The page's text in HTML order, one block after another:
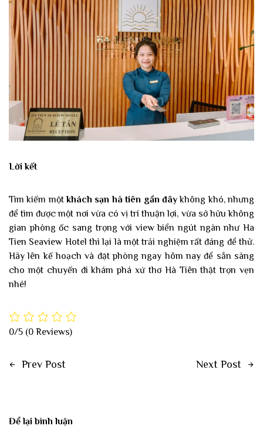
Lời kết
Tìm kiếm mộtkhách sạn hà tiên gần đâykhông khó, nhưng
để tìm được một nơi vừa có vị trí thuận lợi, vừa sở hữu không
gian phòng ốc sang trọng với view biển ngút ngàn như Ha
Tien Seaview Hotel thì lại là một trải nghiệm rất đáng để thử.
Hãy lên kế hoạch và đặt phòng ngay hôm nay để sẵn sàng
cho một chuyến đi khám phá xứ thơ Hà Tiên thật trọn vẹn
nhé!
0/5 (0 Reviews)
Prev Post Next Post
Để lại bình luận